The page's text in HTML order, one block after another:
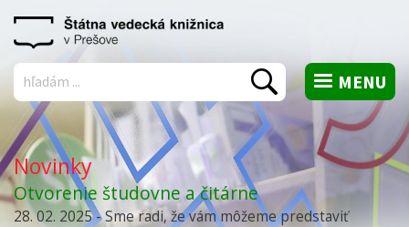
MENU
Vyhľadať
Novinky
Otvorenie študovne a čitárne
28. 02. 2025 - Sme radi, že vám môžeme predstaviť